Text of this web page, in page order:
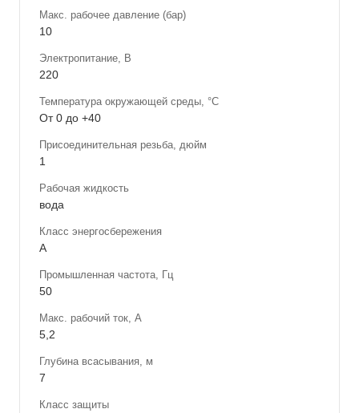
Макс. рабочее давление (бар)
10
Электропитание, В
220
Температура окружающей среды, °С
От 0 до +40
Присоединительная резьба, дюйм
1
Рабочая жидкость
вода
Класс энергосбережения
A
Промышленная частота, Гц
50
Макс. рабочий ток, А
5,2
Глубина всасывания, м
7
Класс защиты